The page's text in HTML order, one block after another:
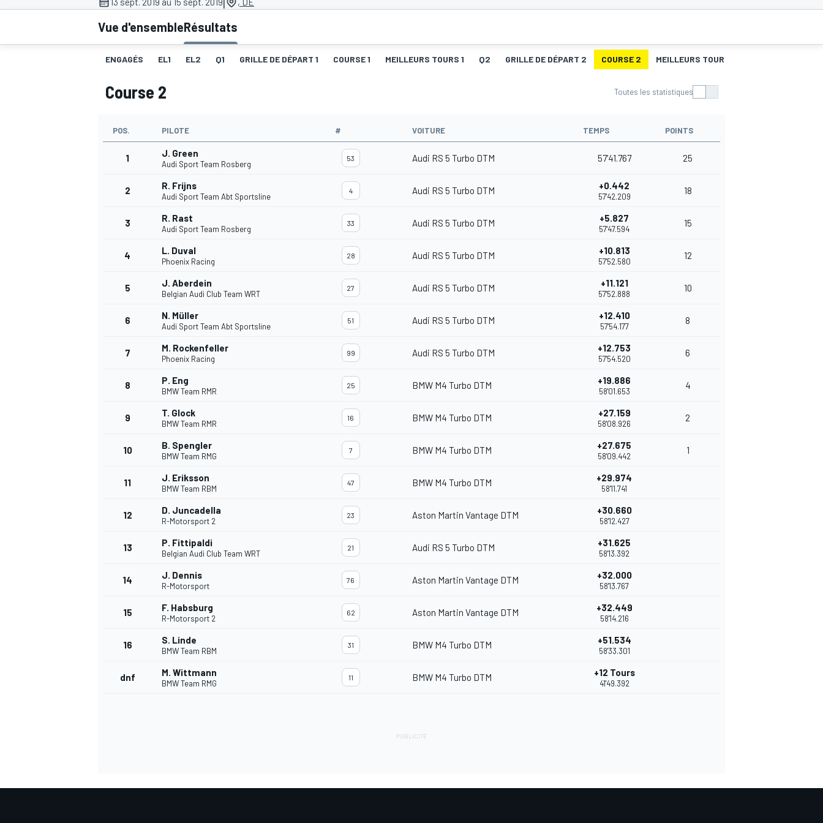
MOTOGP
Vue d'ensembleRésultats
ENGAGÉS EL1 EL2 Q1 GRILLE DE DÉPART 1 COURSE 1 MEILLEURS TOURS 1 Q2 GRILLE DE DÉPART 2 COURSE 2 MEILLEURS TOURS 2
Course 2 Toutes les statistiques
POS. PILOTE # VOITURE TEMPS POINTS
1 J. Green
Audi Sport Team Rosberg
53 Audi RS 5 Turbo DTM 57'41.767 25
2 R. Frijns
Audi Sport Team Abt Sportsline
4 Audi RS 5 Turbo DTM +0.442
57'42.209
18
3 R. Rast
Audi Sport Team Rosberg
33 Audi RS 5 Turbo DTM +5.827
57'47.594
15
4 L. Duval
Phoenix Racing
28 Audi RS 5 Turbo DTM +10.813
57'52.580
12
5 J. Aberdein
Belgian Audi Club Team WRT
27 Audi RS 5 Turbo DTM +11.121
57'52.888
10
6 N. Müller
Audi Sport Team Abt Sportsline
51 Audi RS 5 Turbo DTM +12.410
57'54.177
8
7 M. Rockenfeller
Phoenix Racing
99 Audi RS 5 Turbo DTM +12.753
57'54.520
6
8 P. Eng
BMW Team RMR
25 BMW M4 Turbo DTM +19.886
58'01.653
4
9 T. Glock
BMW Team RMR
16 BMW M4 Turbo DTM +27.159
58'08.926
2
10 B. Spengler
BMW Team RMG
7 BMW M4 Turbo DTM +27.675
58'09.442
1
11 J. Eriksson
BMW Team RBM
47 BMW M4 Turbo DTM +29.974
58'11.741
12 D. Juncadella
R-Motorsport 2
23 Aston Martin Vantage DTM +30.660
58'12.427
13 P. Fittipaldi
Belgian Audi Club Team WRT
21 Audi RS 5 Turbo DTM +31.625
58'13.392
14 J. Dennis
R-Motorsport
76 Aston Martin Vantage DTM +32.000
58'13.767
15 F. Habsburg
R-Motorsport 2
62 Aston Martin Vantage DTM +32.449
58'14.216
16 S. Linde
BMW Team RBM
31 BMW M4 Turbo DTM +51.534
58'33.301
dnf M. Wittmann
BMW Team RMG
11 BMW M4 Turbo DTM +12 Tours
41'49.392